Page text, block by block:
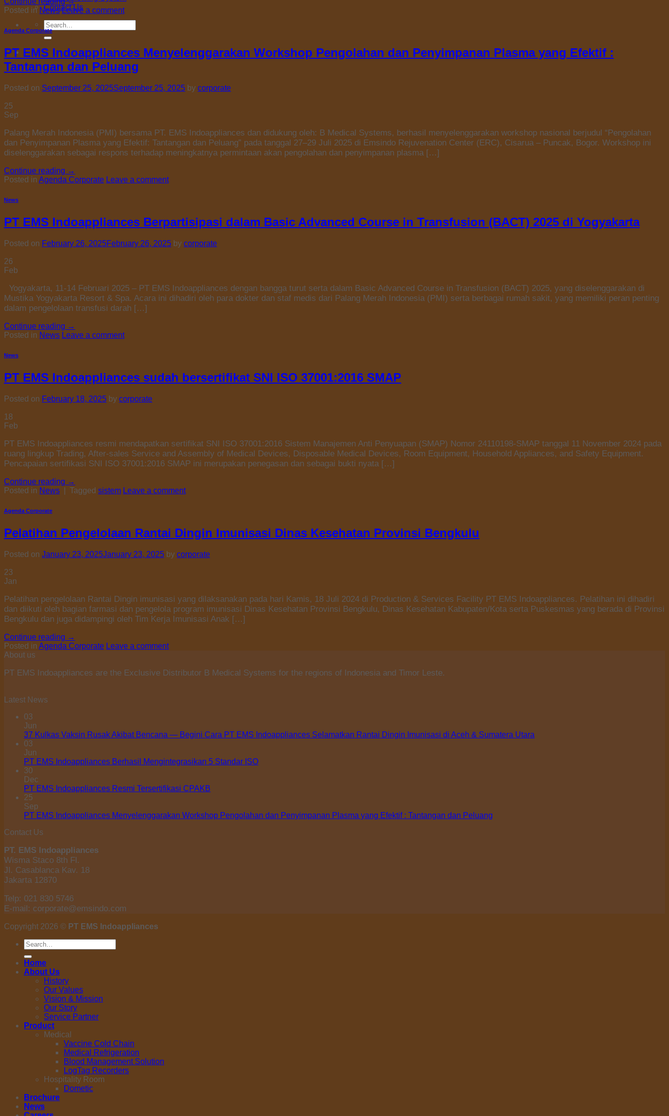
Contact Us
Search
for:
Posted in News Leave a comment
Agenda Corporate
PT EMS Indoappliances Menyelenggarakan Workshop Pengolahan dan Penyimpanan Plasma yang Efektif :
Tantangan dan Peluang
Posted on September 25, 2025September 25, 2025 by corporate
25
Sep
Palang Merah Indonesia (PMI) bersama PT. EMS Indoappliances dan didukung oleh: B Medical Systems, berhasil menyelenggarakan workshop nasional berjudul “Pengolahan
dan Penyimpanan Plasma yang Efektif: Tantangan dan Peluang” pada tanggal 27–29 Juli 2025 di Emsindo Rejuvenation Center (ERC), Cisarua – Puncak, Bogor. Workshop ini
diselenggarakan sebagai respons terhadap meningkatnya permintaan akan pengolahan dan penyimpanan plasma […]
Continue reading →
Posted in Agenda Corporate Leave a comment
News
PT EMS Indoappliances Berpartisipasi dalam Basic Advanced Course in Transfusion (BACT) 2025 di Yogyakarta
Posted on February 26, 2025February 26, 2025 by corporate
26
Feb
Yogyakarta, 11-14 Februari 2025 – PT EMS Indoappliances dengan bangga turut serta dalam Basic Advanced Course in Transfusion (BACT) 2025, yang diselenggarakan di
Mustika Yogyakarta Resort & Spa. Acara ini dihadiri oleh para dokter dan staf medis dari Palang Merah Indonesia (PMI) serta berbagai rumah sakit, yang memiliki peran penting
dalam pengelolaan transfusi darah […]
Continue reading →
Posted in News Leave a comment
News
PT EMS Indoappliances sudah bersertifikat SNI ISO 37001:2016 SMAP
Posted on February 18, 2025 by corporate
18
Feb
PT EMS Indoappliances resmi mendapatkan sertifikat SNI ISO 37001:2016 Sistem Manajemen Anti Penyuapan (SMAP) Nomor 24110198-SMAP tanggal 11 November 2024 pada
ruang lingkup Trading, After-sales Service and Assembly of Medical Devices, Disposable Medical Devices, Room Equipment, Household Appliances, and Safety Equipment.
Pencapaian sertifikasi SNI ISO 37001:2016 SMAP ini merupakan penegasan dan sebagai bukti nyata […]
Continue reading →
Posted in News Tagged sistem Leave a comment
Agenda Corporate
Pelatihan Pengelolaan Rantai Dingin Imunisasi Dinas Kesehatan Provinsi Bengkulu
Posted on January 23, 2025January 23, 2025 by corporate
23
Jan
Pelatihan pengelolaan Rantai Dingin imunisasi yang dilaksanakan pada hari Kamis, 18 Juli 2024 di Production & Services Facility PT EMS Indoappliances. Pelatihan ini dihadiri
dan diikuti oleh bagian farmasi dan pengelola program imunisasi Dinas Kesehatan Provinsi Bengkulu, Dinas Kesehatan Kabupaten/Kota serta Puskesmas yang berada di Provinsi
Bengkulu dan juga didampingi oleh Tim Kerja Imunisasi Anak […]
Continue reading →
Posted in Agenda Corporate Leave a comment
About us
PT EMS Indoappliances are the Exclusive Distributor B Medical Systems for the regions of Indonesia and Timor Leste.
Latest News
03
Jun
37 Kulkas Vaksin Rusak Akibat Bencana — Begini Cara PT EMS Indoappliances Selamatkan Rantai Dingin Imunisasi di Aceh & Sumatera Utara
03
Jun
PT EMS Indoappliances Berhasil Mengintegrasikan 5 Standar ISO
30
Dec
PT EMS Indoappliances Resmi Tersertifikasi CPAKB
25
Sep
PT EMS Indoappliances Menyelenggarakan Workshop Pengolahan dan Penyimpanan Plasma yang Efektif : Tantangan dan Peluang
Contact Us
PT. EMS Indoappliances
Wisma Staco 8th Fl.
Jl. Casablanca Kav. 18
Jakarta 12870
Telp: 021 830 5746
E-mail: corporate@emsindo.com
Copyright 2026 © PT EMS Indoappliances
Search
for:
Home
About Us
History
Our Values
Vision & Mission
Our Story
Service Partner
Product
Medical
Vaccine Cold Chain
Medical Refrigeration
Blood Management Solution
LogTag Recorders
Hospitality Room
Dometic
Brochure
News